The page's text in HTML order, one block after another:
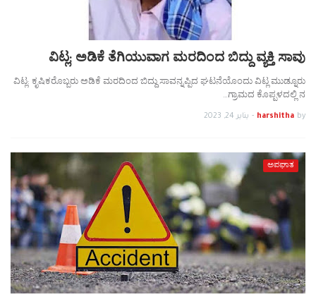
ವಿಟ್ಲ; ಅಡಿಕೆ ತೆಗಿಯುವಾಗ ಮರದಿಂದ ಬಿದ್ದು ವ್ಯಕ್ತಿ ಸಾವು
ವಿಟ್ಲ: ಕೃಷಿಕರೊಬ್ಬರು ಅಡಿಕೆ ಮರದಿಂದ ಬಿದ್ದು ಸಾವನ್ನಪ್ಪಿದ ಘಟನೆಯೊಂದು ವಿಟ್ಲ ಮುಡ್ನೂರು
ಗ್ರಾಮದ ಕೊಪ್ಪಳದಲ್ಲಿ ನ…
by
harshitha
- يناير 24, 2023
ಅಪಘಾತ